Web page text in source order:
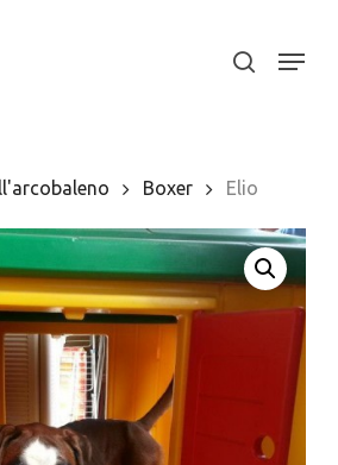
search
Menu
Boxer Elio
Close